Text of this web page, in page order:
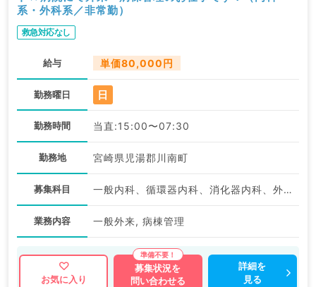
系・外科系／非常勤）
救急対応なし
給与 単価80,000円
勤務曜日 日
勤務時間 当直:15:00〜07:30
勤務地 宮崎県児湯郡川南町
募集科目 一般内科、循環器内科、消化器内科、外科系全般、一般外科、消化器外科
業務内容 一般外来, 病棟管理
お気に入り
募集状況を
問い合わせる
詳細を
見る